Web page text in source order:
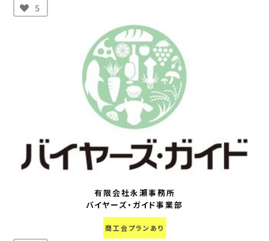
5
有限会社永瀬事務所
バイヤーズ・ガイド事業部
商工会プランあり